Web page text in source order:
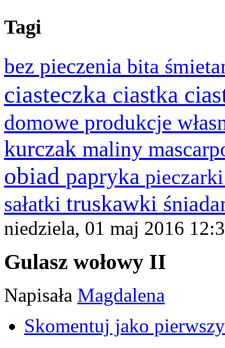
Tagi
bez pieczenia bita
ciasteczka ciastka
domowe produkcje
kurczak maliny
obiad papryka
sałatki truskawki
niedziela, 01 maj 2016
Gulasz wołowy II
Napisała Magdalena
Skomentuj jako